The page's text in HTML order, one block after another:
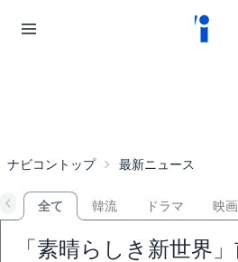
ナビコントップ 最新ニュース
全て 韓流 ドラマ 映画
「素晴らしき新世界